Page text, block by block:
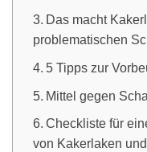
Das macht
problematischen
5 Tipps zur
Mittel gegen
Checkliste für
von Kakerlaken